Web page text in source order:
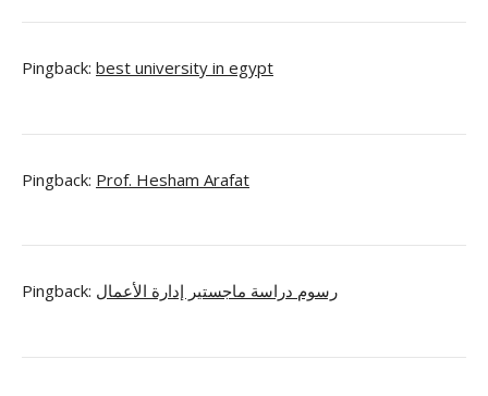
Pingback: best university in egypt
Pingback: Prof. Hesham Arafat
Pingback: رسوم دراسة ماجستير إدارة الأعمال